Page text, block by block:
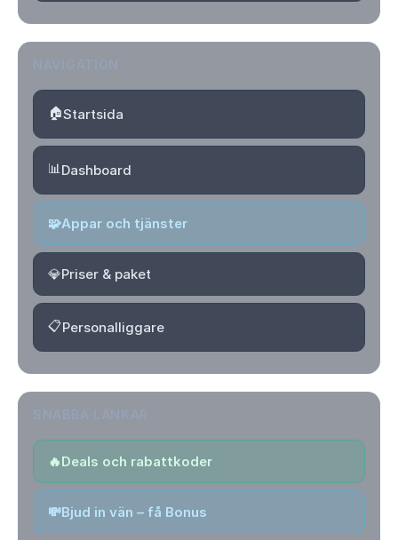
🏠Startsida
📊Dashboard
🧩Appar och tjänster
💎Priser & paket
📋Personalliggare
🔥Deals och rabattkoder
💸Bjud in vän – få Bonus